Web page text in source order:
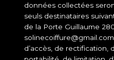
données collectées
seuls destinataires
de la Porte Guillaume
d’accès, de rectification,